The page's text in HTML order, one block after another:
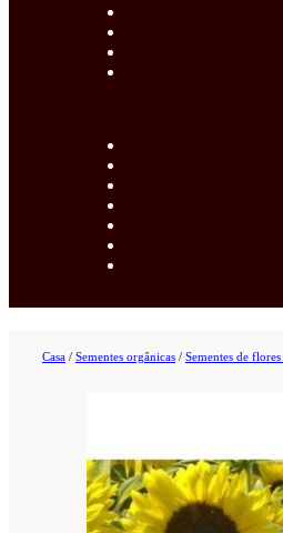
Casa / Sementes orgânicas / Sementes de